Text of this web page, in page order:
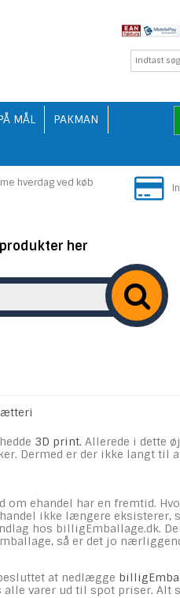
MÅL
PAKMAN
hverdag ved køb
her
3D print. Allerede i dette
Dermed er der ikke langt til
ehandel har en fremtid.
ikke længere eksisterer,
hos billigEmballage.dk.
så er det jo
at nedlægge
varer ud til spot priser. Alt